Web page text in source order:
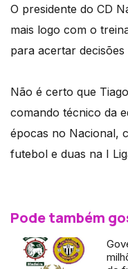
O presidente do CD
mais logo com o
para acertar
Não é certo que
comando técnico da
épocas no Nacional,
futebol e duas na I
Pode também